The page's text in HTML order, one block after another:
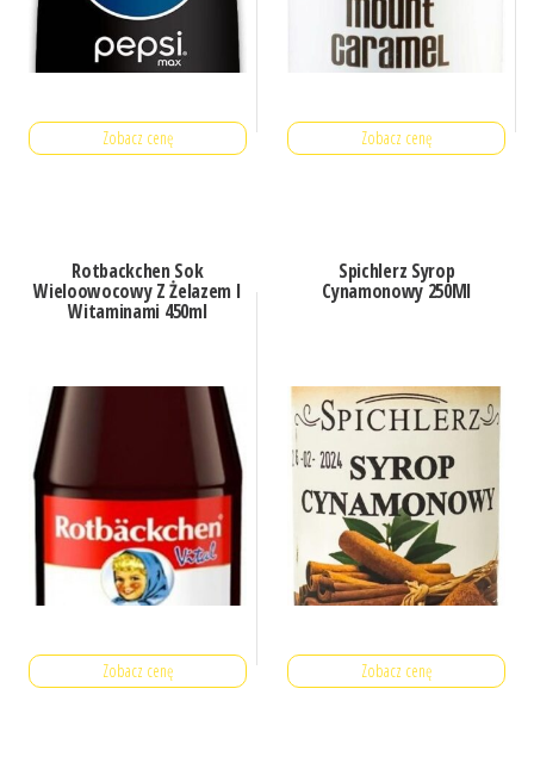
Zobacz cenę Zobacz cenę
Rotbackchen Sok
Wieloowocowy Z Żelazem I
Witaminami 450ml
Zobacz cenę
Spichlerz Syrop
Cynamonowy 250Ml
Zobacz cenę